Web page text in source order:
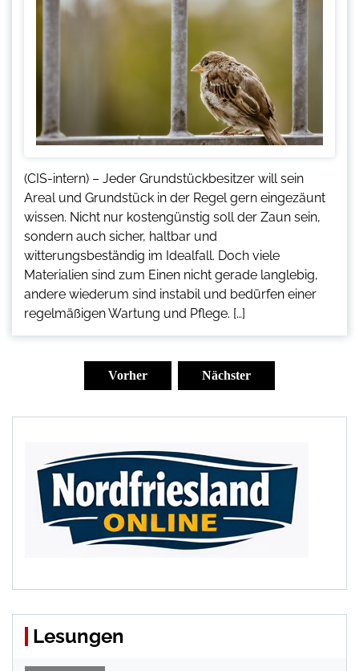
(CIS-intern) – Jeder Grundstückbesitzer will sein
Areal und Grundstück in der Regel gern eingezäunt
wissen. Nicht nur kostengünstig soll der Zaun sein,
sondern auch sicher, haltbar und
witterungsbeständig im Idealfall. Doch viele
Materialien sind zum Einen nicht gerade langlebig,
andere wiederum sind instabil und bedürfen einer
regelmäßigen Wartung und Pflege. […]
Vorher Nächster
Lesungen